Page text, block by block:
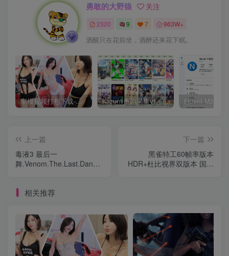
勇敢的大野狼 关注
2320 9 7 963W+
酒醒只在花前坐，酒醉还来花下眠。
车模视频打包下载-高清无水印版 Kazumi番剧采集v1.6.9：支持自定义规则+在线观看+弹幕，跨平台下载
上一篇
毒液3 最后一
舞.Venom.The.Last.Dance.2024-
下一篇
黑雀特工60帧率版本
HDR+杜比视界双版本 国英
相关推荐